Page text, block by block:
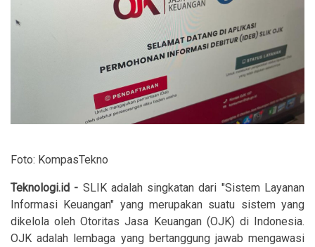
Foto: KompasTekno
Teknologi.id - SLIK adalah singkatan dari "Sistem Layanan
Informasi Keuangan" yang merupakan suatu sistem yang
dikelola oleh Otoritas Jasa Keuangan (OJK) di Indonesia.
OJK adalah lembaga yang bertanggung jawab mengawasi